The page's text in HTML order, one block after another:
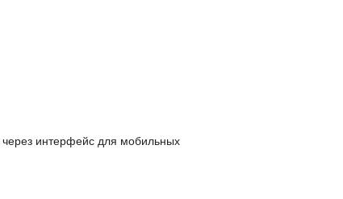
через интерфейс для мобильных